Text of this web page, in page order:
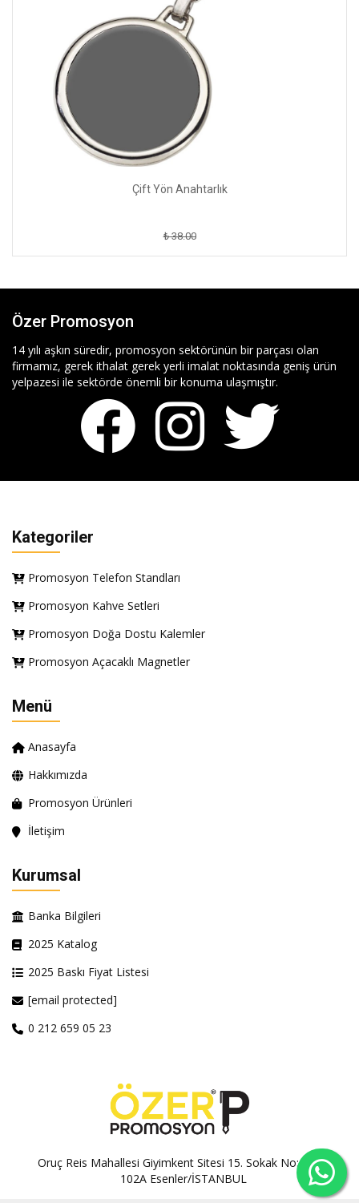
Çift Yön Anahtarlık
₺ 38.00
Özer Promosyon
14 yılı aşkın süredir, promosyon sektörünün bir parçası olan
firmamız, gerek ithalat gerek yerli imalat noktasında geniş ürün
yelpazesi ile sektörde önemli bir konuma ulaşmıştır.
Kategoriler
Promosyon Telefon Standları
Promosyon Kahve Setleri
Promosyon Doğa Dostu Kalemler
Promosyon Açacaklı Magnetler
Menü
Anasayfa
Hakkımızda
Promosyon Ürünleri
İletişim
Kurumsal
Banka Bilgileri
2025 Katalog
2025 Baskı Fiyat Listesi
[email protected]
0 212 659 05 23
Oruç Reis Mahallesi Giyimkent Sitesi 15. Sokak No:100A-
102A Esenler/İSTANBUL